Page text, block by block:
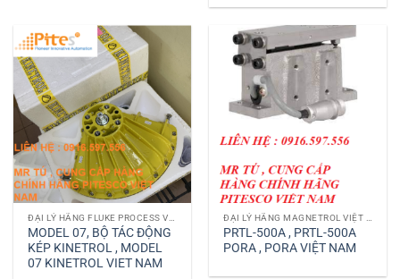
MODEL 07, BỘ TÁC ĐỘNG
KÉP KINETROL , MODEL
07 KINETROL VIET NAM
PRTL-500A , PRTL-500A
PORA , PORA VIỆT NAM